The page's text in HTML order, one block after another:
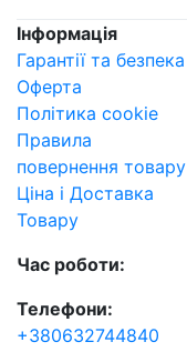
Інформація
Гарантії та безпека
Оферта
Політика cookie
Правила
повернення товару
Ціна і Доставка
Товару
Час роботи:
Телефони:
+380632744840